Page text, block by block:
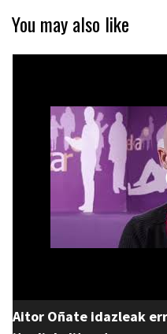
You may also like
Aitor Oñate idazleak